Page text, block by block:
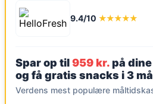
9.4/10 ★★★★★
Spar op til959 kr.på
og få gratis snacks i 3
Verdens mest populære